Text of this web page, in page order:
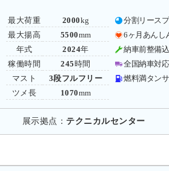
最大荷重
最大揚高
年式
稼働時間
マスト
ツメ長
2000kg
5500mm
2024年
245 時間
3段フルフリー
1070mm
分割リース
6ヶ月あんし
納車前整備
全国納車対応
燃料満タン
展示拠点： テクニカルセンター